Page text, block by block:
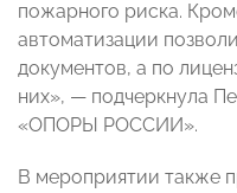
пожарного риска.
автоматизации
документов, а по
них», — подчеркнула
«ОПОРЫ РОССИИ».
В мероприятии также